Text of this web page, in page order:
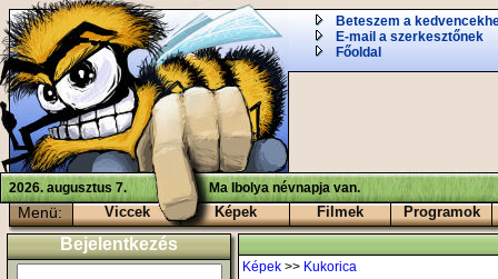
Beteszem a
E-mail a szerkesztőnek
Főoldal
2026. augusztus 7. Ma Ibolya névnapja van.
Menü: Viccek Képek Filmek Programok
Bejelentkezés
Képek >> Kukorica